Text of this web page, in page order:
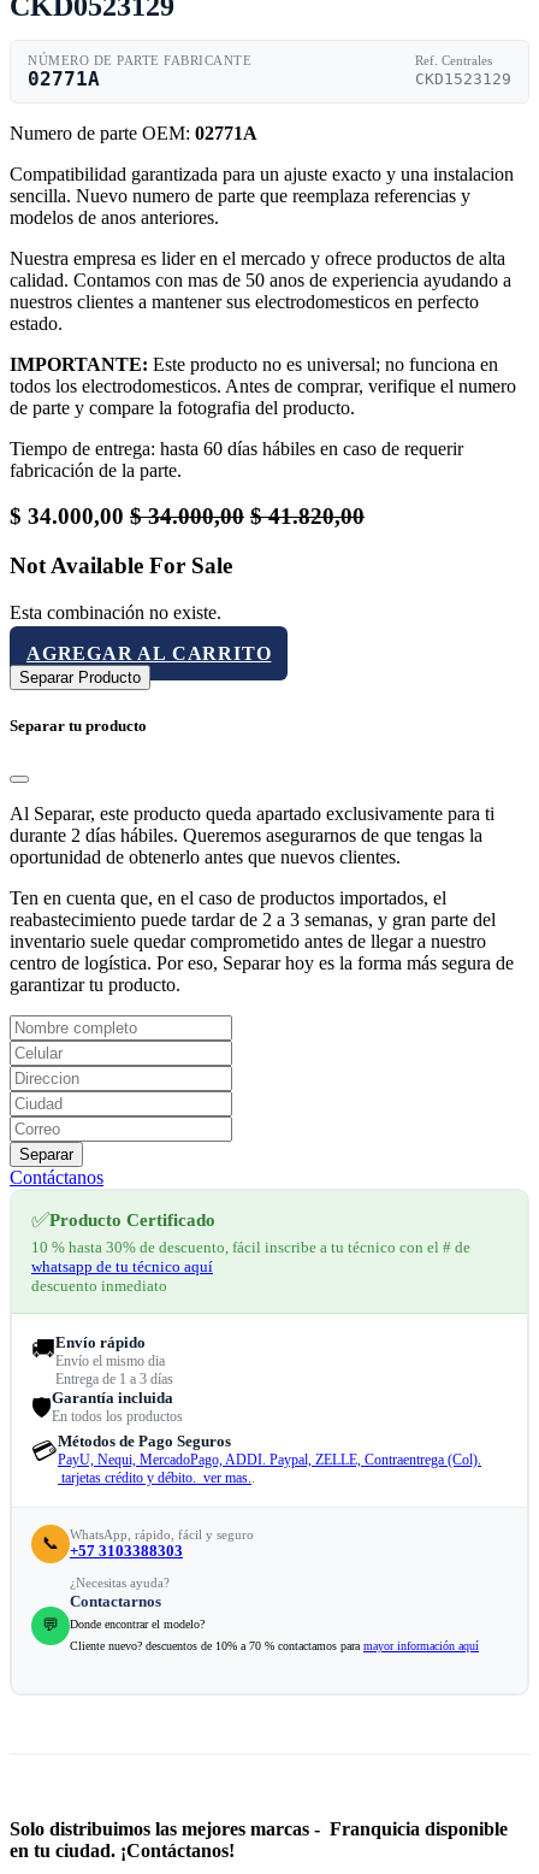
NÚMERO DE PARTE FABRICANTE
02771A
Ref. Centrales
CKD1523129
Numero de parte OEM: 02771A
Compatibilidad garantizada para un ajuste exacto y una instalacion
sencilla. Nuevo numero de parte que reemplaza referencias y
modelos de anos anteriores.
Nuestra empresa es lider en el mercado y ofrece productos de alta
calidad. Contamos con mas de 50 anos de experiencia ayudando a
nuestros clientes a mantener sus electrodomesticos en perfecto
estado.
IMPORTANTE: Este producto no es universal; no funciona en
todos los electrodomesticos. Antes de comprar, verifique el numero
de parte y compare la fotografia del producto.
Tiempo de entrega: hasta 60 días hábiles en caso de requerir
fabricación de la parte.
$ 34.000,00 $34.000,00 $41.820,00
Not Available For Sale
Esta combinación no existe.
AGREGAR AL CARRITO
Separar Producto
Separar tu producto
Al Separar, este producto queda apartado exclusivamente para ti
durante 2 días hábiles. Queremos asegurarnos de que tengas la
oportunidad de obtenerlo antes que nuevos clientes.
Ten en cuenta que, en el caso de productos importados, el
reabastecimiento puede tardar de 2 a 3 semanas, y gran parte del
inventario suele quedar comprometido antes de llegar a nuestro
centro de logística. Por eso, Separar hoy es la forma más segura de
garantizar tu producto.
Separar
Contáctanos
✅Producto Certificado
10 % hasta 30% de descuento, fácil inscribe a tu técnico con el # de
whatsapp de tu técnico aquí
descuento inmediato
🚚Envío rápido
Envío el mismo dia
Entrega de 1 a 3 días
🛡️Garantía incluida
En todos los productos
💳Métodos de Pago Seguros
PayU, Nequi, MercadoPago, ADDI. Paypal, ZELLE, Contraentrega (Col).
tarjetas crédito y débito. ver mas..
📞 WhatsApp, rápido, fácil y seguro
+57 3103388303
💬
¿Necesitas ayuda?
Contactarnos
Donde encontrar el modelo?
Cliente nuevo? descuentos de 10% a 70 % contactamos para mayor información aquí
Solo distribuimos las mejores marcas - Franquicia disponible
en tu ciudad. ¡Contáctanos!